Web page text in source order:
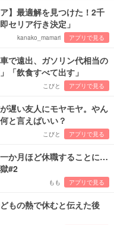
】最適解を見つけた！2千
セリア行き決定」
kanako_mamari アプリで見る
で遠出、ガソリン代相当の
「飲食すべて出す」
こびと アプリで見る
遅い友人にモヤモヤ。やん
と言えばいい？
こびと アプリで見る
か月ほど休職することに…
#2
もも アプリで見る
もの熱で休むと伝えた後